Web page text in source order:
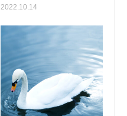
2022.10.14